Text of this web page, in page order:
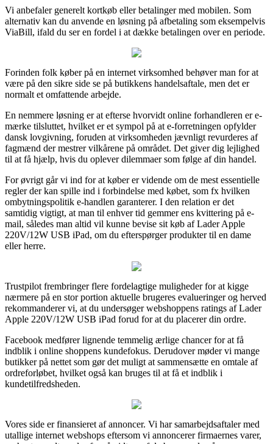
Vi anbefaler generelt kortkøb eller betalinger med mobilen. Som
alternativ kan du anvende en løsning på afbetaling som eksempelvis
ViaBill, ifald du ser en fordel i at dække betalingen over en periode.
Forinden folk køber på en internet virksomhed behøver man for at
være på den sikre side se på butikkens handelsaftale, men det er
normalt et omfattende arbejde.
En nemmere løsning er at efterse hvorvidt online forhandleren er e-
mærke tilsluttet, hvilket er et sympol på at e-forretningen opfylder
dansk lovgivning, foruden at virksomheden jævnligt revurderes af
fagmænd der mestrer vilkårene på området. Det giver dig lejlighed
til at få hjælp, hvis du oplever dilemmaer som følge af din handel.
For øvrigt går vi ind for at køber er vidende om de mest essentielle
regler der kan spille ind i forbindelse med købet, som fx hvilken
ombytningspolitik e-handlen garanterer. I den relation er det
samtidig vigtigt, at man til enhver tid gemmer ens kvittering på e-
mail, således man altid vil kunne bevise sit køb af Lader Apple
220V/12W USB iPad, om du efterspørger produkter til en dame
eller herre.
Trustpilot frembringer flere fordelagtige muligheder for at kigge
nærmere på en stor portion aktuelle brugeres evalueringer og herved
rekommanderer vi, at du undersøger webshoppens ratings af Lader
Apple 220V/12W USB iPad forud for at du placerer din ordre.
Facebook medfører lignende temmelig ærlige chancer for at få
indblik i online shoppens kundefokus. Derudover møder vi mange
butikker på nettet som gør det muligt at sammensætte en omtale af
ordreforløbet, hvilket også kan bruges til at få et indblik i
kundetilfredsheden.
Vores side er finansieret af annoncer. Vi har samarbejdsaftaler med
utallige internet webshops eftersom vi annoncerer firmaernes varer,